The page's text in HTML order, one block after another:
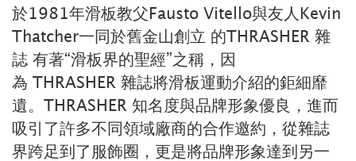
於1981年滑板教父Fausto Vitello與友人Kevin
Thatcher一同於舊金山創立 的THRASHER 雜
誌 有著“滑板界的聖經”之稱，因
為 THRASHER 雜誌將滑板運動介紹的鉅細靡
遺。THRASHER 知名度與品牌形象優良，進而
吸引了許多不同領域廠商的合作邀約，從雜誌
界跨足到了服飾圈，更是將品牌形象達到另一